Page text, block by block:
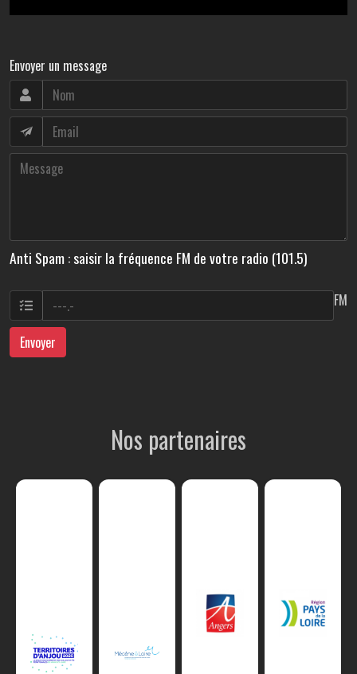
Envoyer un message
Anti Spam : saisir la fréquence FM de votre radio (101.5)
FM
Envoyer
Nos partenaires